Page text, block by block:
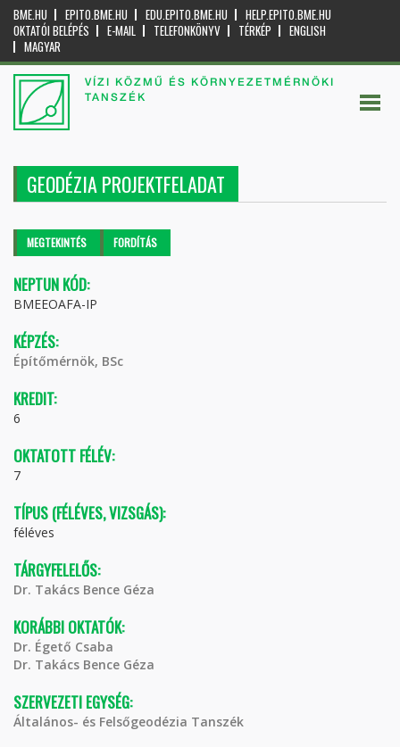
BME.HU EPITO.BME.HU EDU.EPITO.BME.HU
HELP.EPITO.BME.HU
OKTATÓI BELÉPÉS
E-MAIL TELEFONKÖNYV TÉRKÉP
ENGLISH
MAGYAR
VÍZI KÖZMŰ ÉS KÖRNYEZETMÉRNÖKI
TANSZÉK
GEODÉZIA PROJEKTFELADAT
Elsődleges fülek
MEGTEKINTÉS (AKTÍVFORDÍTÁS
NEPTUN KÓD:
BMEEOAFA-IP
KÉPZÉS:
Építőmérnök, BSc
KREDIT:
6
OKTATOTT FÉLÉV:
7
TÍPUS (FÉLÉVES, VIZSGÁS):
féléves
TÁRGYFELELŐS:
Dr. Takács Bence Géza
KORÁBBI OKTATÓK:
Dr. Égető Csaba
Dr. Takács Bence Géza
SZERVEZETI EGYSÉG:
Általános- és Felsőgeodézia Tanszék